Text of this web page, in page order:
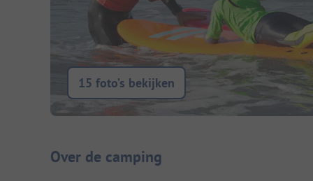
15 foto’s bekijken
Camping introductie
Over de camping